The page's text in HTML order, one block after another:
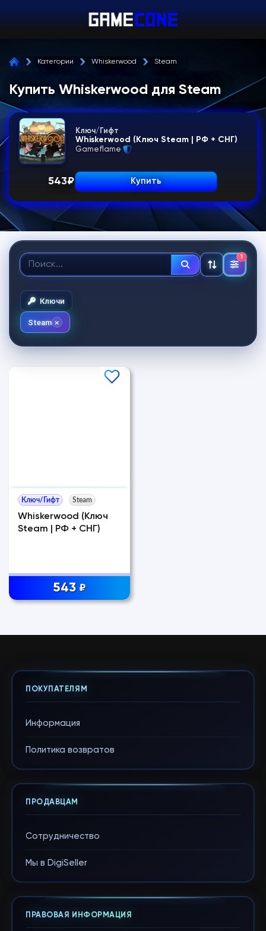
Категории Whiskerwood Steam
Купить Whiskerwood для Steam
Ключ/Гифт
Whiskerwood (Ключ Steam | РФ + СНГ)
Gameflame
543₽ Купить
1
Ключи
Steam
Ключ/Гифт Steam
Whiskerwood (Ключ
Steam | РФ + СНГ)
543 ₽
ПОКУПАТЕЛЯМ
Информация
Политика возвратов
ПРОДАВЦАМ
Сотрудничество
Мы в DigiSeller
ПРАВОВАЯ ИНФОРМАЦИЯ